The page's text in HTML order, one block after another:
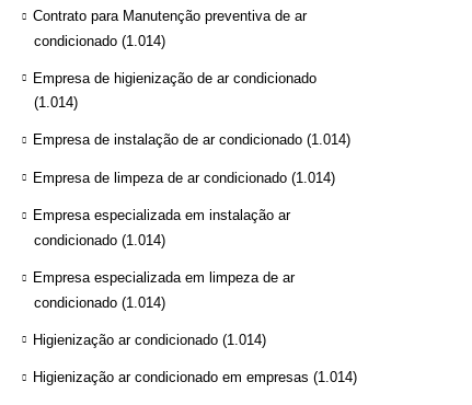
Contrato para Manutenção preventiva de ar
condicionado (1.014)
Empresa de higienização de ar condicionado
(1.014)
Empresa de instalação de ar condicionado (1.014)
Empresa de limpeza de ar condicionado (1.014)
Empresa especializada em instalação ar
condicionado (1.014)
Empresa especializada em limpeza de ar
condicionado (1.014)
Higienização ar condicionado (1.014)
Higienização ar condicionado em empresas (1.014)